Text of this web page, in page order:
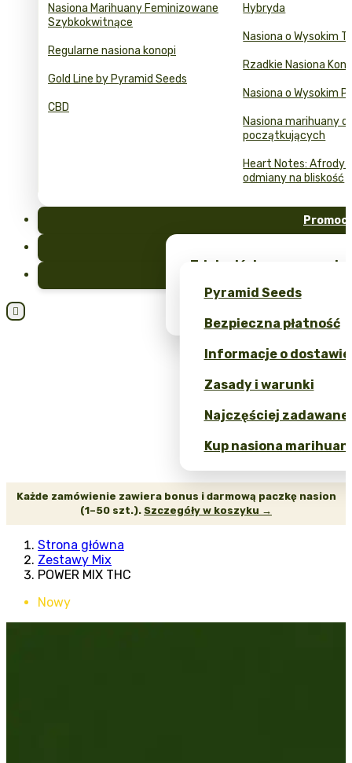
Nasiona Marihuany Feminizowane
Szybkokwitnące
Regularne nasiona konopi
Gold Line by Pyramid Seeds
CBD
Hybryda
Nasiona o Wysokim
Rzadkie Nasiona
Nasiona o Wysokim
Nasiona marihuany
początkujących
Heart Notes:
odmiany na bliskość
Zdobądź darmowe
Pyramid Seeds
Bezpieczna płatność
Informacje o dostawie
Zasady i warunki
Najczęściej zadawane
Kup nasiona

Każde zamówienie zawiera bonus i darmową paczkę nasion
(1–50 szt.). Szczegóły w koszyku →
Strona główna
Zestawy Mix
POWER MIX THC
Nowy